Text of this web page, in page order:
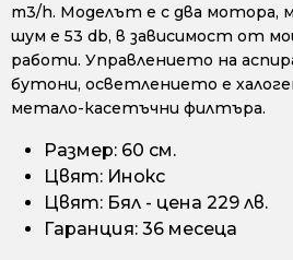
m3/h. Моделът е с два мотора,
шум е 53 db, в зависимост от
работи. Управлението на
бутони, осветлението е
метало-касетъчни филтъра.
Размер: 60 см.
Цвят: Инокс
Цвят: Бял - цена 229 лв.
Гаранция: 36 месеца